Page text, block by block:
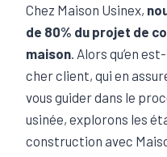
Chez Maison Usinex,
de 80% du projet de
maison . Alors qu’en
cher client, qui en
vous guider dans le
usinée, explorons les
construction avec